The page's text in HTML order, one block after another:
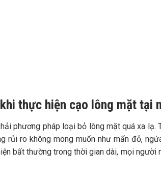
thực hiện cạo lông mặt tại
phương pháp loại bỏ lông mặt quá xa lạ.
rủi ro không mong muốn như mẩn đỏ,
bất thường trong thời gian dài, mọi